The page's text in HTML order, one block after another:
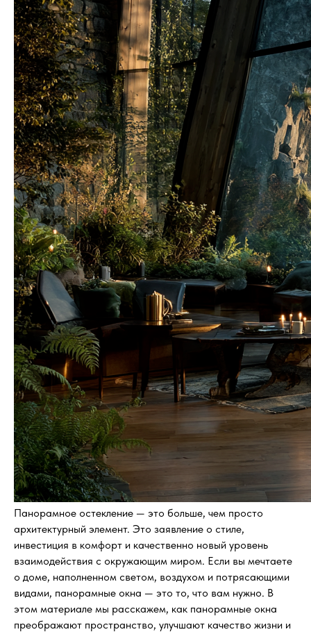
Панорамное остекление — это больше, чем просто
архитектурный элемент. Это заявление о стиле,
инвестиция в комфорт и качественно новый уровень
взаимодействия с окружающим миром. Если вы мечтаете
о доме, наполненном светом, воздухом и потрясающими
видами, панорамные окна — это то, что вам нужно. В
этом материале мы расскажем, как панорамные окна
преображают пространство, улучшают качество жизни и